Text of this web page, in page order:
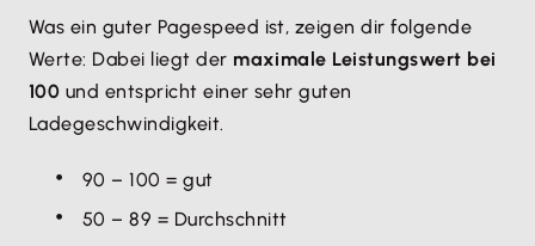
Was ein guter Pagespeed ist, zeigen dir folgende
Werte: Dabei liegt der maximale Leistungswert bei
100 und entspricht einer sehr guten
Ladegeschwindigkeit.
90 – 100 = gut
50 – 89 = Durchschnitt